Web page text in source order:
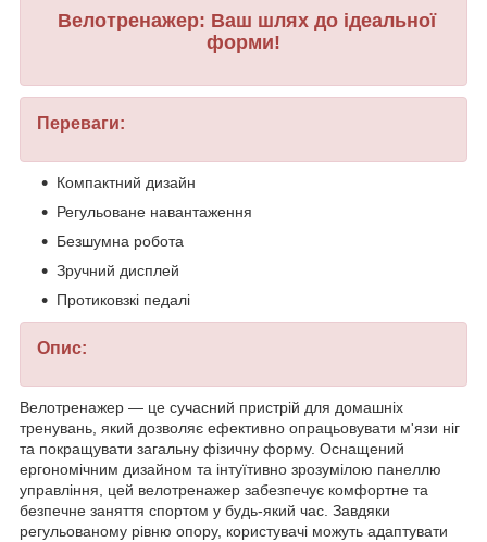
Велотренажер: Ваш шлях до ідеальної
форми!
Переваги:
Компактний дизайн
Регульоване навантаження
Безшумна робота
Зручний дисплей
Протиковзкі педалі
Опис:
Велотренажер — це сучасний пристрій для домашніх
тренувань, який дозволяє ефективно опрацьовувати м'язи ніг
та покращувати загальну фізичну форму. Оснащений
ергономічним дизайном та інтуїтивно зрозумілою панеллю
управління, цей велотренажер забезпечує комфортне та
безпечне заняття спортом у будь-який час. Завдяки
регульованому рівню опору, користувачі можуть адаптувати